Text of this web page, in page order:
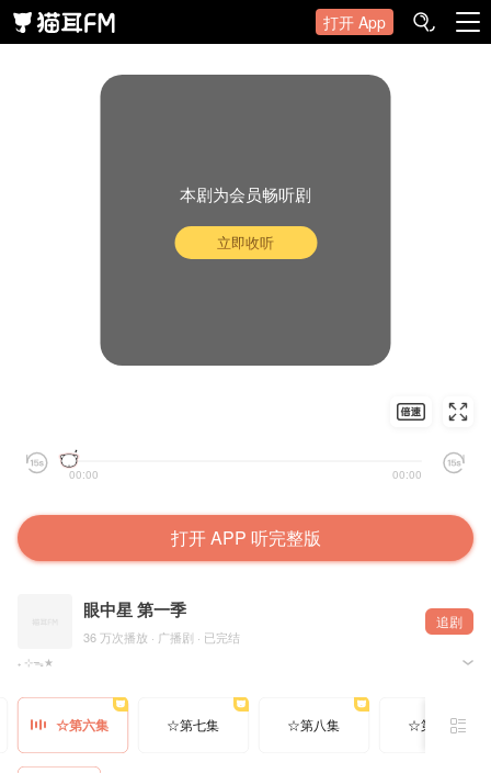
打开 App
本剧为会员畅听剧
立即收听
00:00 00:00
打开 APP 听完整版
眼中星 第一季
36 万次播放 · 广播剧 · 已完结
追剧
₊ ⊹ᯓ★
⋆︵制作组︵⋆
统筹：八岁@八八八八八岁
编剧：阿灯
☆第六集 ☆第七集 ☆第八集 ☆第九集